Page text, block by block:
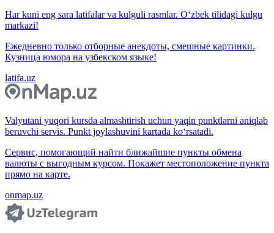
Har kuni eng sara latifalar va kulguli rasmlar. O‘zbek tilidagi kulgu
markazi!
Ежедневно только отборные анекдоты, смешные картинки.
Кузница юмора на узбекском языке!
latifa.uz
Valyutani yuqori kursda almashtirish uchun yaqin punktlarni aniqlab
beruvchi servis. Punkt joylashuvini kartada ko‘rsatadi.
Сервис, помогающий найти ближайшие пункты обмена
валюты с выгодным курсом. Покажет местоположение пункта
прямо на карте.
onmap.uz